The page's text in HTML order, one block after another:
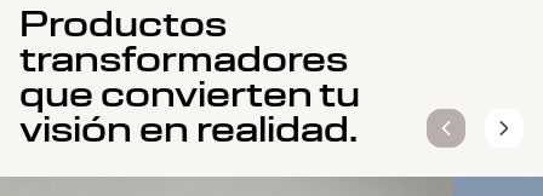
Productos
transformadores
que convierten tu
visión en realidad.